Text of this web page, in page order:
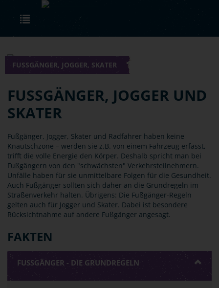
Skip to main content
FUSSGÄNGER, JOGGER, SKATER
FUSSGÄNGER, JOGGER UND S
KATER
Fußgänger, Jogger, Skater und Radfahrer haben keine
Knautschzone – werden sie z.B. von einem Fahrzeug erfasst,
trifft die volle Energie den Körper. Deshalb spricht man bei
Fußgängern von den "schwächsten" Verkehrsteilnehmern.
Unfälle haben für sie unmittelbare Folgen für die Gesundheit.
Auch Fußgänger sollten sich daher an die Grundregeln im
Straßenverkehr halten. Übrigens: Die Fußgänger-Regeln
gelten auch für Jogger und Skater. Dabei ist besondere
Rücksichtnahme auf andere Fußgänger angesagt.
FAKTEN
FUSSGÄNGER - DIE GRUNDREGELN